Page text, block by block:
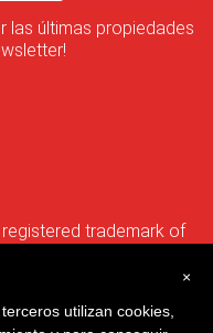
las últimas propiedades
registered trademark of
07-05, 30389 La
×
utilizan cookies,